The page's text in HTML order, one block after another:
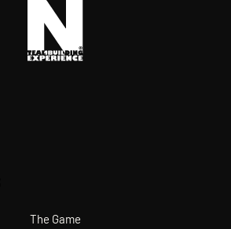
The Game